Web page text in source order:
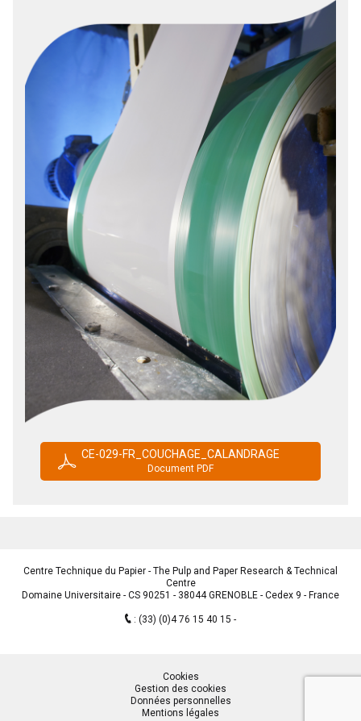
CE-029-FR_COUCHAGE_CALANDRAGE
Document PDF
Centre Technique du Papier - The Pulp and Paper Research & Technical
Centre
Domaine Universitaire - CS 90251 - 38044 GRENOBLE - Cedex 9 - France
: (33) (0)4 76 15 40 15
Cookies
Gestion des cookies
Données personnelles
Mentions légales